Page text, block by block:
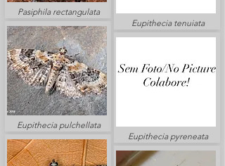
Pasiphila rectangulata
Eupithecia pulchellata
Eupithecia tenuiata
Eupithecia pyreneata